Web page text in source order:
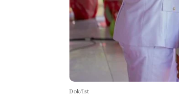
Dok/Ist